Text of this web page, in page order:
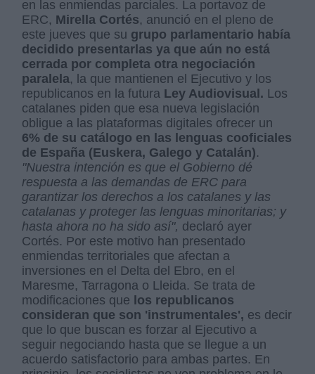
en las enmiendas parciales. La portavoz de
ERC, Mirella Cortés, anunció en el pleno de
este jueves que su grupo parlamentario había
decidido presentarlas ya que aún no está
cerrada por completa otra negociación
paralela, la que mantienen el Ejecutivo y los
republicanos en la futura Ley Audiovisual. Los
catalanes piden que esa nueva legislación
obligue a las plataformas digitales ofrecer un
6% de su catálogo en las lenguas cooficiales
de España (Euskera, Galego y Catalán).
"Nuestra intención es que el Gobierno dé
respuesta a las demandas de ERC para
garantizar los derechos a los catalanes y las
catalanas y proteger las lenguas minoritarias; y
hasta ahora no ha sido así", declaró ayer
Cortés. Por este motivo han presentado
enmiendas territoriales que afectan a
inversiones en el Delta del Ebro, en el
Maresme, Tarragona o Lleida. Se trata de
modificaciones que los republicanos
consideran que son 'instrumentales', es decir
que lo que buscan es forzar al Ejecutivo a
seguir negociando hasta que se llegue a un
acuerdo satisfactorio para ambas partes. En